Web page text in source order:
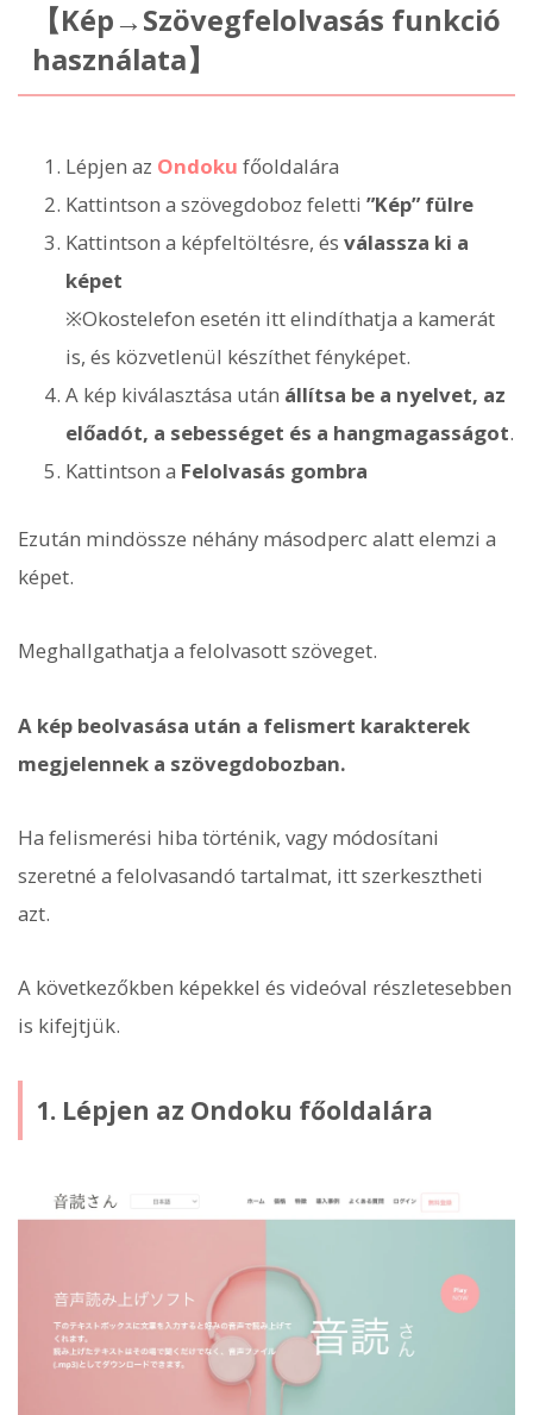
【Kép→Szövegfelolvasás funkció
használata】
Lépjen az Ondoku főoldalára
Kattintson a szövegdoboz feletti ”Kép” fülre
Kattintson a képfeltöltésre, és válassza ki a
képet
※Okostelefon esetén itt elindíthatja a kamerát
is, és közvetlenül készíthet fényképet.
A kép kiválasztása után állítsa be a nyelvet, az
előadót, a sebességet és a hangmagasságot.
Kattintson a Felolvasás gombra
Ezután mindössze néhány másodperc alatt elemzi a
képet.
Meghallgathatja a felolvasott szöveget.
A kép beolvasása után a felismert karakterek
megjelennek a szövegdobozban.
Ha felismerési hiba történik, vagy módosítani
szeretné a felolvasandó tartalmat, itt szerkesztheti
azt.
A következőkben képekkel és videóval részletesebben
is kifejtjük.
1. Lépjen az Ondoku főoldalára